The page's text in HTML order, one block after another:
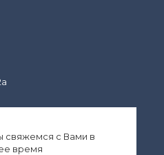
свяжемся с Вами в
время